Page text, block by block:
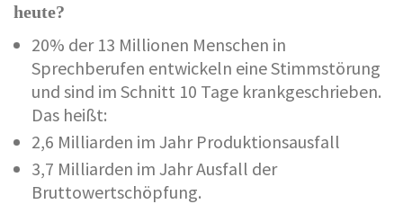
heute?
20% der 13 Millionen Menschen in
Sprechberufen entwickeln eine Stimmstörung
und sind im Schnitt 10 Tage krankgeschrieben.
Das heißt:
2,6 Milliarden im Jahr Produktionsausfall
3,7 Milliarden im Jahr Ausfall der
Bruttowertschöpfung.